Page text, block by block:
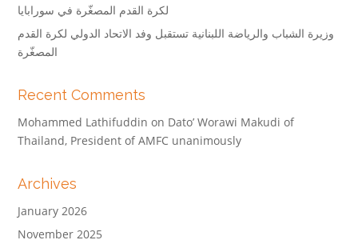
لكرة القدم المصغّرة في سورابايا
وزيرة الشباب والرياضة اللبنانية تستقبل وفد الاتحاد الدولي لكرة القدم
المصغّرة
Recent Comments
Mohammed Lathifuddin on Dato’ Worawi Makudi of
Thailand, President of AMFC unanimously
Archives
January 2026
November 2025